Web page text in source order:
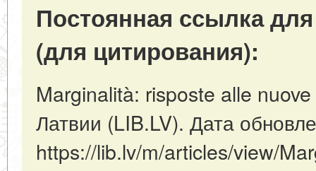
Постоянная ссылка
(для цитирования):
Marginalità: risposte alle
Латвии (LIB.LV). Дата
https://lib.lv/m/articles/view/